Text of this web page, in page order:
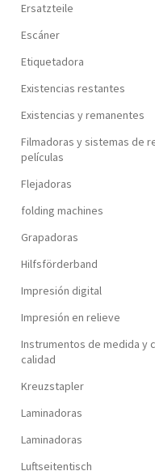
Ersatzteile
Escáner
Etiquetadora
Existencias restantes
Existencias y remanentes
Filmadoras y sistemas de
películas
Flejadoras
folding machines
Grapadoras
Hilfsförderband
Impresión digital
Impresión en relieve
Instrumentos de medida y
calidad
Kreuzstapler
Laminadoras
Laminadoras
Luftseitentisch